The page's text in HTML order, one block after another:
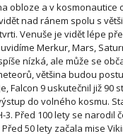
obloze a v kosmonautice
nad ránem spolu s
Venuše je vidět lépe
Merkur, Mars,
nízká, ale může se
většina budou
Falcon 9 uskutečnil již 90
do volného kosmu.
3. Před 100 lety se narodil
50 lety začala mise